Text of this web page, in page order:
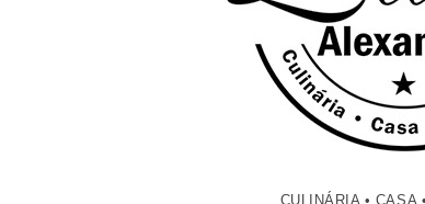
CULINÁRIA • CASA